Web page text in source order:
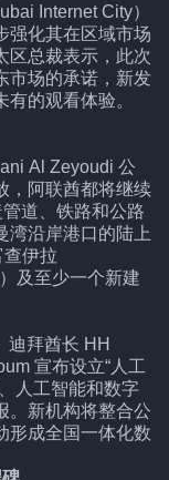
Internet City）
强化其在区域市场
区总裁表示，此次
市场的承诺，新发
的观看体验。
Al Zeyoudi 公
，阿联酋都将继续
道、铁路和公路
湾沿岸港口的陆上
伊拉
及至少一个新建
迪拜酋长 HH
宣布设立“人工
人工智能和数字
。新机构将整合公
形成全国一体化数